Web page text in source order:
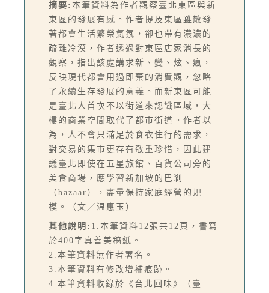
摘要: 本筆資料為作者觀察臺北東區與新
東區的發展有感。作者提及東區雖散發
著都會生活繁榮氣氛，卻也帶有濃濃的
疏離冷漠，作者透過對東區店家消長的
觀察，指出該處講求新、變、炫、瘋，
反映現代都會用過即棄的消費觀，忽略
了永續生存發展的意義。而新東區可能
是臺北人首次不以街道來認識區域，大
樓的商業空間取代了都市街道。作者以
為，人不會只滿足於食衣住行的需求，
對交易的集市更存有敬重珍惜，因此建
議臺北即使在五星旅館、百貨公司旁的
美食商場，應學習新加坡的巴剎
（bazaar），盡量保持家庭經營的規
模。（文／温惠玉）
其他說明: 1.本筆資料12張共12頁，書寫
於400字真善美稿紙。
2.本筆資料無作者署名。
3.本筆資料有修改增補痕跡。
4.本筆資料收錄於《台北回味》（臺